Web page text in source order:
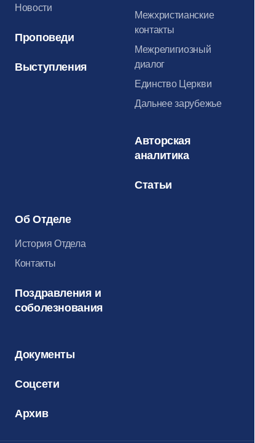
Новости
Проповеди
Выступления
Межхристианские
контакты
Межрелигиозный
диалог
Единство Церкви
Дальнее зарубежье
Авторская
аналитика
Статьи
Об Отделе
История Отдела
Контакты
Поздравления и
соболезнования
Документы
Соцсети
Архив